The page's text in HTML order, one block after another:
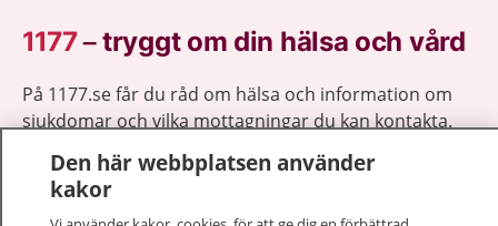
1177–tryggt om din hälsa och vård
På 1177.se får du råd om hälsa och information om
sjukdomar och vilka mottagningar du kan kontakta.
vårdärenden. Ring telefonnummer 1177 för
sjukvårdsrådgivning dygnet runt.
Den här webbplatsen använder
kakor